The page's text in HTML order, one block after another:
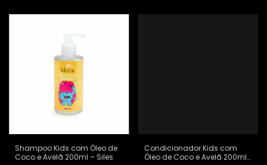
Shampoo Kids com Óleo de
Coco e Avelã 200ml – Siles
Condicionador Kids com
Óleo de Coco e Avelã 200ml